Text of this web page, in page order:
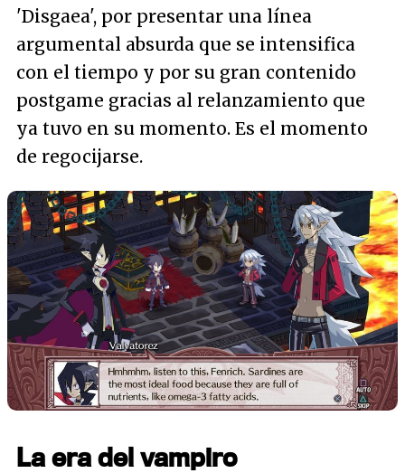
'Disgaea', por presentar una línea
argumental absurda que se intensifica
con el tiempo y por su gran contenido
postgame gracias al relanzamiento que
ya tuvo en su momento. Es el momento
de regocijarse.
La era del vampiro